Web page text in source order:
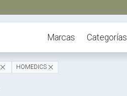
Marcas Categorías
HOMEDICS